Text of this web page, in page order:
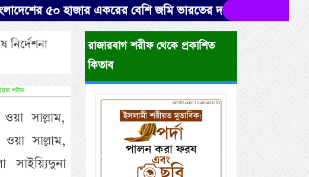
৫০ হাজার একরের বেশি জমি ভারতের দখলে। উদ্ধারে নেই
শরীফ
সাল্লাম,
ওয়া সাল্লাম,
সাইয়্যিদুনা
রাজারবাগ শরীফ থেকে প্রকাশিত
কিতাব